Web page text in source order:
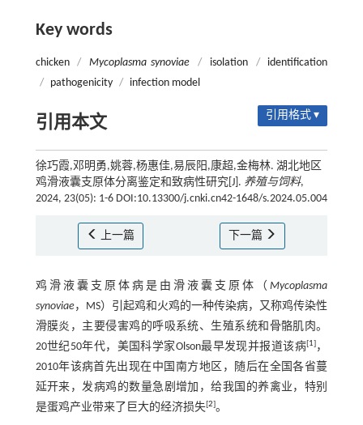
Key words
chicken / Mycoplasma synoviae / isolation /
identification
/
pathogenicity / infection model
引用本文 引用格式 ▾
徐巧霞,邓明勇,姚蓉,杨惠佳,易辰阳,康超,金梅林. 湖北地区
鸡滑液囊支原体分离鉴定和致病性研究[J]. 养殖与饲料,
2024, 23(05): 1-6 DOI:10.13300/j.cnki.cn42-1648/s.2024.05.004
上一篇 下一篇
鸡滑液囊支原体病是由滑液囊支原体（Mycoplasma
synoviae，MS）引起鸡和火鸡的一种传染病，又称鸡传染性
滑膜炎，主要侵害鸡的呼吸系统、生殖系统和骨骼肌肉。
20世纪50年代，美国科学家Olson最早发现并报道该病[1]，
2010年该病首先出现在中国南方地区，随后在全国各省蔓
延开来，发病鸡的数量急剧增加，给我国的养禽业，特别
是蛋鸡产业带来了巨大的经济损失[2]。